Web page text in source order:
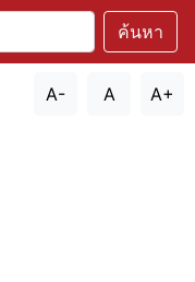
ค้นหา
A- A A+